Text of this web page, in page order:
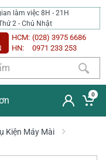
làm việc 8H - 21H
2 - Chủ Nhật
HCM: (028) 3975 6686
HN:
0971 233 253
0
Kiện Máy Mài